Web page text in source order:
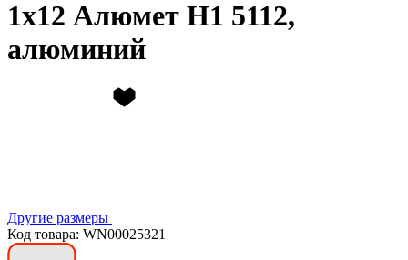
1х12 Алюмет H1 5112,
алюминий
Другие размеры
Код товара: WN00025321